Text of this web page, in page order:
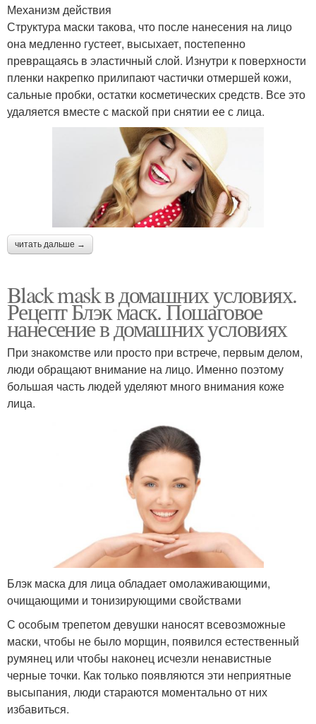
Механизм действия
Структура маски такова, что после нанесения на лицо
она медленно густеет, высыхает, постепенно
превращаясь в эластичный слой. Изнутри к поверхности
пленки накрепко прилипают частички отмершей кожи,
сальные пробки, остатки косметических средств. Все это
удаляется вместе с маской при снятии ее с лица.
читать дальше →
Black mask в домашних условиях.
Рецепт Блэк маск. Пошаговое
нанесение в домашних условиях
При знакомстве или просто при встрече, первым делом,
люди обращают внимание на лицо. Именно поэтому
большая часть людей уделяют много внимания коже
лица.
Блэк маска для лица обладает омолаживающими,
очищающими и тонизирующими свойствами
С особым трепетом девушки наносят всевозможные
маски, чтобы не было морщин, появился естественный
румянец или чтобы наконец исчезли ненавистные
черные точки. Как только появляются эти неприятные
высыпания, люди стараются моментально от них
избавиться.